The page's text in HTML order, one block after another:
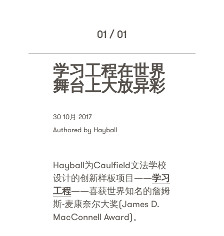
01 / 01
学习工程在世界
舞台上大放异彩
30 10月 2017
Authored by Hayball
Hayball为Caulfield文法学校
设计的创新样板项目——学习
工程——喜获世界知名的詹姆
斯-麦康奈尔大奖(James D.
MacConnell Award)。